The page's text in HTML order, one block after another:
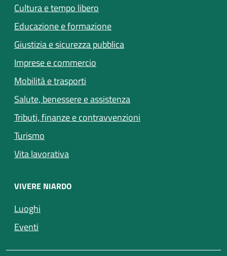
Cultura e tempo libero
Educazione e formazione
Giustizia e sicurezza pubblica
Imprese e commercio
Mobilità e trasporti
Salute, benessere e assistenza
Tributi, finanze e contravvenzioni
Turismo
Vita lavorativa
VIVERE NIARDO
Luoghi
Eventi